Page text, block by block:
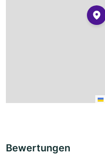
Bewertungen